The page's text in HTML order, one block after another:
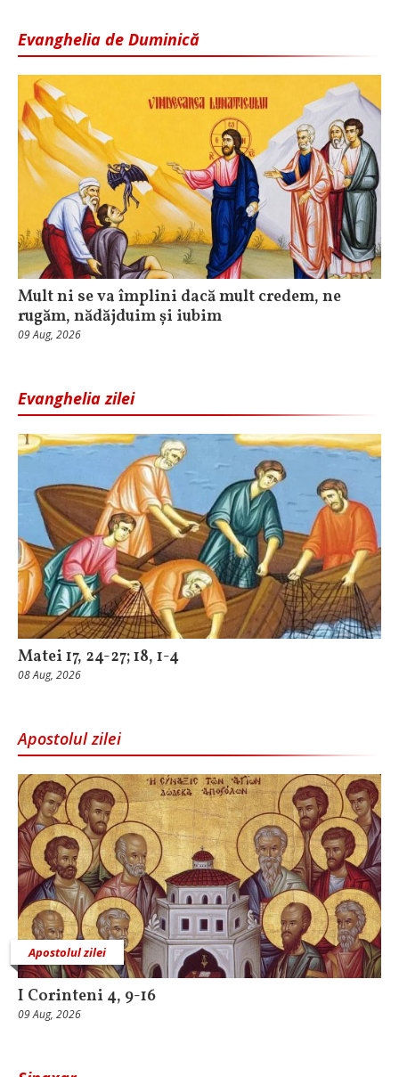
Evanghelia de Duminică
Mult ni se va împlini dacă mult credem, ne
rugăm, nădăjduim și iubim
09 Aug, 2026
Evanghelia zilei
Matei 17, 24-27; 18, 1-4
08 Aug, 2026
Apostolul zilei
Apostolul zilei
I Corinteni 4, 9-16
09 Aug, 2026